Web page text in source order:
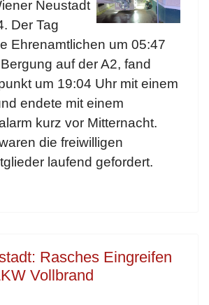
Neustadt
Der Tag
Ehrenamtlichen um 05:47
auf der A2, fand
um 19:04 Uhr mit einem
endete mit einem
kurz vor Mitternacht.
die freiwilligen
laufend gefordert.
Rasches Eingreifen
Vollbrand